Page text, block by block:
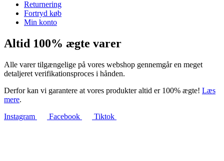
Returnering
Fortryd køb
Min konto
Altid 100% ægte varer
Alle varer tilgængelige på vores webshop gennemgår en meget
detaljeret verifikationsproces i hånden.
Derfor kan vi garantere at vores produkter altid er 100% ægte! Læs
mere.
Instagram
Facebook Tiktok